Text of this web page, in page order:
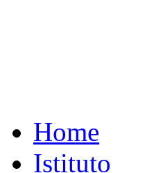
Home
Istituto